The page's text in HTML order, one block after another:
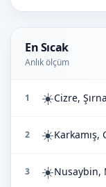
En Sıcak
Anlık ölçüm
1 ☀️Cizre,
2 ☀️Karkamış,
3 ☀️Nusaybin,